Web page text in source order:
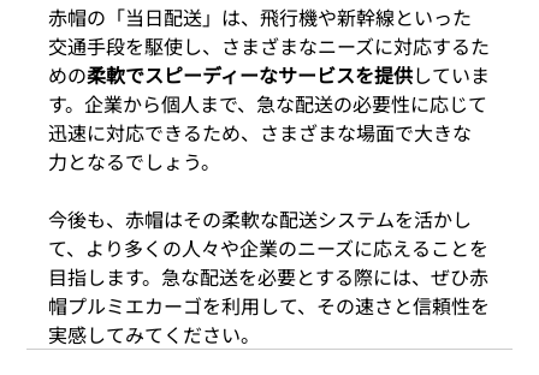
赤帽の「当日配送」は、飛行機や新幹線といった
交通手段を駆使し、さまざまなニーズに対応するた
めの柔軟でスピーディーなサービスを提供していま
す。企業から個人まで、急な配送の必要性に応じて
迅速に対応できるため、さまざまな場面で大きな
力となるでしょう。
今後も、赤帽はその柔軟な配送システムを活かし
て、より多くの人々や企業のニーズに応えることを
目指します。急な配送を必要とする際には、ぜひ赤
帽プルミエカーゴを利用して、その速さと信頼性を
実感してみてください。